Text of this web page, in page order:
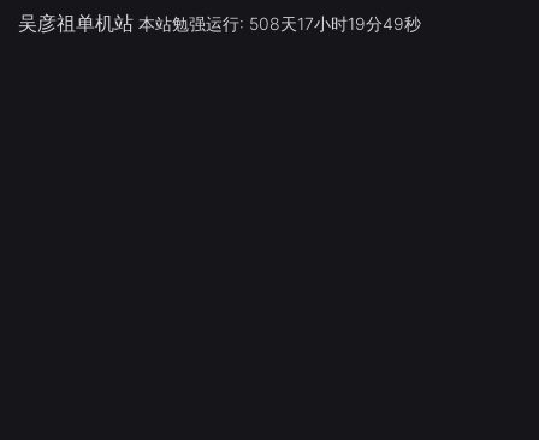
吴彦祖单机站 本站勉强运行: 508天17小时19分50秒